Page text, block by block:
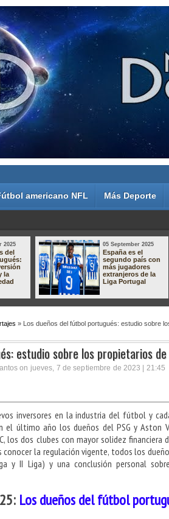
americano NFL Más Deporte
2025
del
la
05 September 2025
España es el
segundo país con
más jugadores
extranjeros de la
Liga Portugal
» Los dueños del fútbol portugués: estudio sobre
estudio sobre los propietarios
on jueves, 7 de septiembre de 2023 | 21:45
inversores en la industria del fútbol y
el último año los dueños del PSG y Aston
los dos clubes con mayor solidez financiera
conocer la regulación vigente, todos los
y II Liga) y una conclusión personal
Los dueños del fútbol